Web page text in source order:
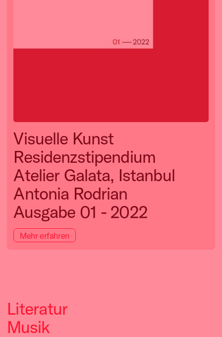
Visuelle Kunst
Residenzstipendium
Atelier Galata, Istanbul
Antonia Rodrian
Ausgabe 01 - 2022
Mehr erfahren
Literatur
Musik